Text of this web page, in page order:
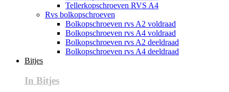
Tellerkopschroeven RVS A4
Rvs bolkopschroeven
Bolkopschroeven rvs A2 voldraad
Bolkopschroeven rvs A4 voldraad
Bolkopschroeven rvs A2 deeldraad
Bolkopschroeven rvs A4 deeldraad
Bitjes
In Bitjes